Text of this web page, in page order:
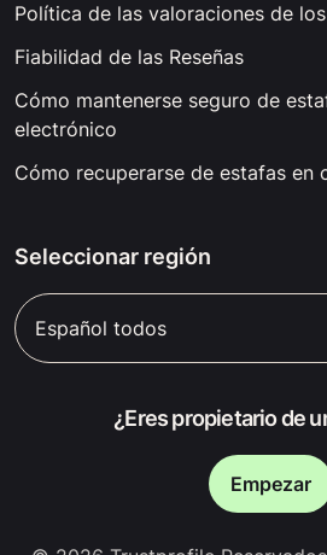
Política de las valoraciones de
Fiabilidad de las Reseñas
Cómo mantenerse seguro de
electrónico
Cómo recuperarse de estafas en
Seleccionar región
Español todos
¿Eres propietario de
Empezar